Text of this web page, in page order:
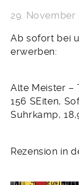
29. November
Ab sofort bei
erwerben:
Alte Meister –
156 SEiten,
Suhrkamp,
Rezension in